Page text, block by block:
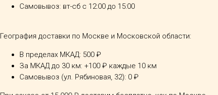
Самовывоз: вт-сб с 12:00 до 15:00
География доставки по Москве и Московской области:
В пределах МКАД: 500 ₽
За МКАД до 30 км: +100 ₽ каждые 10 км
Самовывоз (ул. Рябиновая, 32): 0 ₽